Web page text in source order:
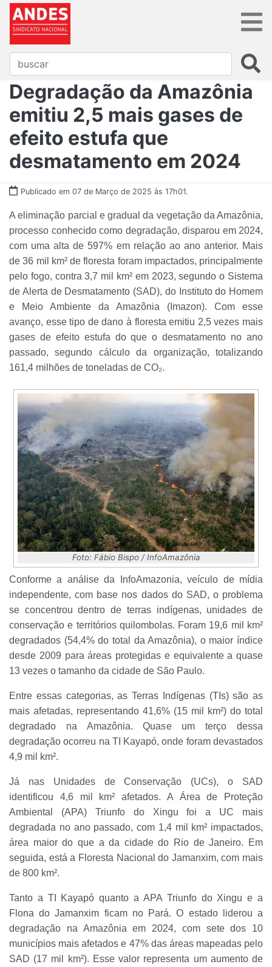
Degradação da Amazônia
emitiu 2,5 mais gases de
efeito estufa que
desmatamento em 2024
Publicado em 07 de Março de 2025 às 17h01.
A eliminação parcial e gradual da vegetação da Amazônia,
processo conhecido como degradação, disparou em 2024,
com uma alta de 597% em relação ao ano anterior. Mais
de 36 mil km² de floresta foram impactados, principalmente
pelo fogo, contra 3,7 mil km² em 2023, segundo o Sistema
de Alerta de Desmatamento (SAD), do Instituto do Homem
e Meio Ambiente da Amazônia (Imazon). Com esse
avanço, esse tipo de dano à floresta emitiu 2,5 vezes mais
gases de efeito estufa do que o desmatamento no ano
passado, segundo cálculo da organização, totalizando
161,4 milhões de toneladas de CO₂.
Foto: Fábio Bispo / InfoAmazônia
Conforme a análise da InfoAmazonia, veículo de mídia
independente, com base nos dados do SAD, o problema
se concentrou dentro de terras indígenas, unidades de
conservação e territórios quilombolas. Foram 19,6 mil km²
degradados (54,4% do total da Amazônia), o maior índice
desde 2009 para áreas protegidas e equivalente a quase
13 vezes o tamanho da cidade de São Paulo.
Entre essas categorias, as Terras Indígenas (TIs) são as
mais afetadas, representando 41,6% (15 mil km²) do total
degradado na Amazônia. Quase um terço dessa
degradação ocorreu na TI Kayapó, onde foram devastados
4,9 mil km².
Já nas Unidades de Conservação (UCs), o SAD
identificou 4,6 mil km² afetados. A Área de Proteção
Ambiental (APA) Triunfo do Xingu foi a UC mais
degradada no ano passado, com 1,4 mil km² impactados,
área maior do que a da cidade do Rio de Janeiro. Em
seguida, está a Floresta Nacional do Jamanxim, com mais
de 800 km².
Tanto a TI Kayapó quanto a APA Triunfo do Xingu e a
Flona do Jamanxim ficam no Pará. O estado liderou a
degradação na Amazônia em 2024, com sete dos 10
municípios mais afetados e 47% das áreas mapeadas pelo
SAD (17 mil km²). Esse valor representa um aumento de